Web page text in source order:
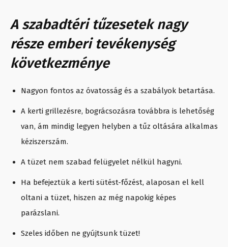
A szabadtéri tűzesetek nagy
része emberi tevékenység
következménye
Nagyon fontos az óvatosság és a szabályok betartása.
A kerti grillezésre, bográcsozásra továbbra is lehetőség
van, ám mindig legyen helyben a tűz oltására alkalmas
kéziszerszám.
A tüzet nem szabad felügyelet nélkül hagyni.
Ha befejeztük a kerti sütést-főzést, alaposan el kell
oltani a tüzet, hiszen az még napokig képes
parázslani.
Szeles időben ne gyújtsunk tüzet!